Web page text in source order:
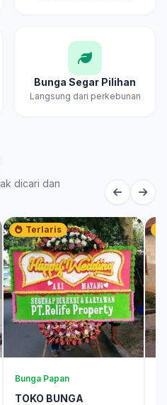
Bunga Segar Pilihan
Langsung dari perkebunan
dicari dan
Terlaris
Bunga Papan
TOKO BUNGA